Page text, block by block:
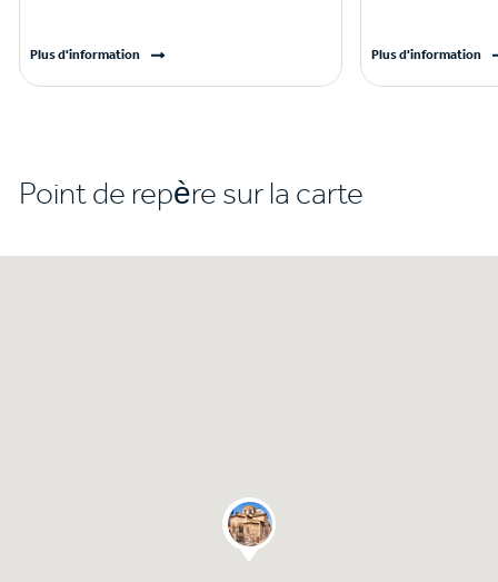
Plus d'information Plus d'information
Point de repère sur la carte